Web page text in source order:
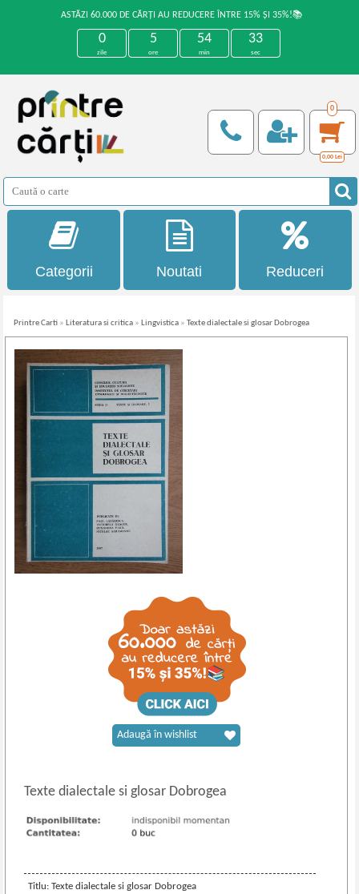
ASTĂZI 60.000 DE CĂRȚI AU REDUCERE ÎNTRE 15% ȘI 35%!📚
0
zile
5
ore
54
min
33
sec
0
0,00 Lei
Categorii Noutati Reduceri
Printre Carti » Literatura si critica » Lingvistica »Texte dialectale si glosar Dobrogea
Texte dialectale si glosar Dobrogea
Titlu: Texte dialectale si glosar Dobrogea
Adaugă în wishlist